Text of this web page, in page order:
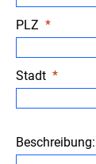
PLZ
Stadt
Beschreibung: